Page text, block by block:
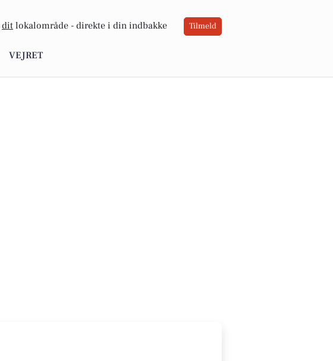
dit lokalområde - direkte i din indbakke Tilmeld
VEJRET